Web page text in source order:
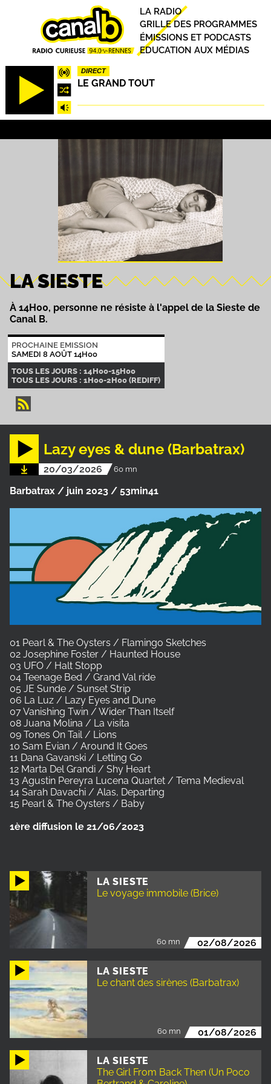
DIRECT
LE GRAND TOUT
Principal
LA RADIO
GRILLE DES PROGRAMMES
ÉMISSIONS ET PODCASTS
EDUCATION AUX MÉDIAS
LA SIESTE
À 14H00, personne ne résiste à l'appel de la Sieste de
Canal B.
PROCHAINE EMISSION
SAMEDI 8 AOÛT 14H00
TOUS LES JOURS : 14H00-15H00
TOUS LES JOURS : 1H00-2H00 (REDIFF)
LA SIESTE
Le voyage immobile (Brice)
60 mn 02/08/2026
LA SIESTE
Le chant des sirènes (Barbatrax)
60 mn 01/08/2026
LA SIESTE
The Girl From Back Then (Un Poco
Lazy eyes & dune (Barbatrax)
20/03/2026 60 mn
Barbatrax / juin 2023 / 53min41
01 Pearl & The Oysters / Flamingo Sketches
02 Josephine Foster / Haunted House
03 UFO / Halt Stopp
04 Teenage Bed / Grand Val ride
05 JE Sunde / Sunset Strip
06 La Luz / Lazy Eyes and Dune
07 Vanishing Twin / Wider Than Itself
08 Juana Molina / La visita
09 Tones On Tail / Lions
10 Sam Evian / Around It Goes
11 Dana Gavanski / Letting Go
12 Marta Del Grandi / Shy Heart
13 Agustin Pereyra Lucena Quartet / Tema Medieval
14 Sarah Davachi / Alas, Departing
15 Pearl & The Oysters / Baby
1ère diffusion le 21/06/2023